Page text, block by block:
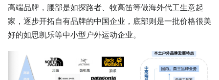
高端品牌，腰部是如探路者、牧高笛等做海外代工生意起
家，逐步开拓自有品牌的中国企业，底部则是一批价格很美
好的如思凯乐等中小型户外运动企业。